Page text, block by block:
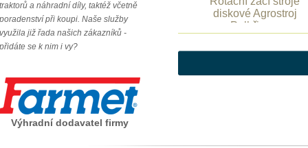
diskové Agrostroj
Pelhřimov
traktorů a náhradní díly, taktéž včetně
poradenství při koupi. Naše služby
využila již řada našich zákazníků -
přidáte se k nim i vy?
Výhradní dodavatel firmy